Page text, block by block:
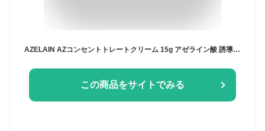
AZELAIN AZコンセントトレートクリーム 15g アゼライン酸 誘導体原液20％配合 アゼライン酸 CICA スクワラン＆ローヤルゼリー配合 グリチルリチン酸 サリチル酸 バランシング 毛穴 凹凸肌 肌荒れ予防 敏感肌 脂性肌 混合肌 保湿 キメツヤ テカリ
この商品をサイトでみる